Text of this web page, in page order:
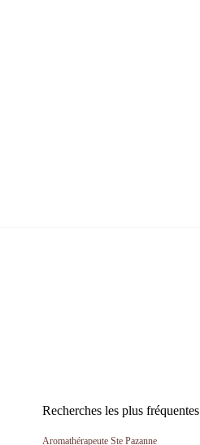
Recherches les plus fréquentes
Aromathérapeute Ste Pazanne